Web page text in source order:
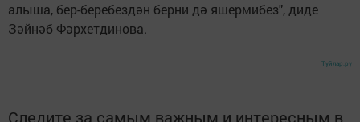
алыша, бер-беребездән берни дә яшермибез", диде
Зәйнәб Фәрхетдинова.
Туйлар.ру
Следите за самым важным и интересным в